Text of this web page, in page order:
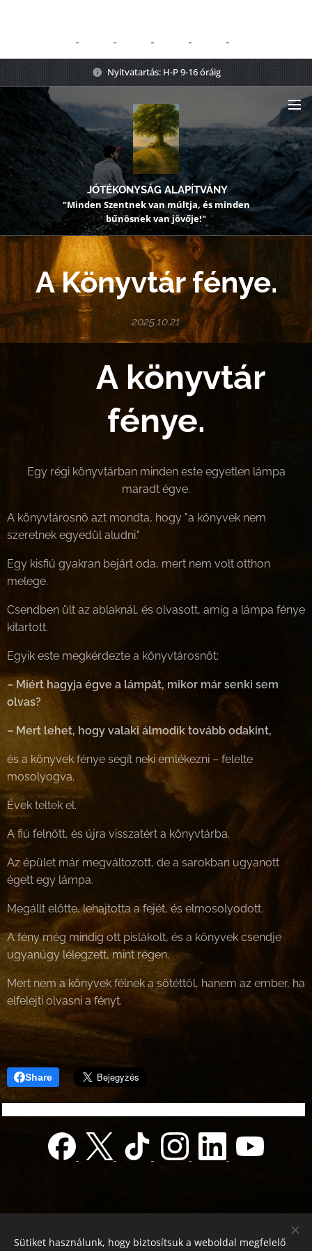
Nyitvatartás: H-P 9-16 óráig
JÓTÉKONYSÁG ALAPÍTVÁNY
"Minden Szentnek van múltja, és minden
bűnösnek van jövője!"
A Könyvtár fénye.
2025.10.21
📚 A könyvtár
fénye.
Egy régi könyvtárban minden este egyetlen lámpa
maradt égve.
A könyvtárosnő azt mondta, hogy "a könyvek nem
szeretnek egyedül aludni."
Egy kisfiú gyakran bejárt oda, mert nem volt otthon
melege.
Csendben ült az ablaknál, és olvasott, amíg a lámpa fénye
kitartott.
Egyik este megkérdezte a könyvtárosnőt:
– Miért hagyja égve a lámpát, mikor már senki sem
olvas?
– Mert lehet, hogy valaki álmodik tovább odakint,
és a könyvek fénye segít neki emlékezni – felelte
mosolyogva.
Évek teltek el.
A fiú felnőtt, és újra visszatért a könyvtárba.
Az épület már megváltozott, de a sarokban ugyanott
égett egy lámpa.
Megállt előtte, lehajtotta a fejét, és elmosolyodott.
A fény még mindig ott pislákolt, és a könyvek csendje
ugyanúgy lélegzett, mint régen.
Mert nem a könyvek félnek a sötéttől, hanem az ember, ha
elfelejti olvasni a fényt.
Share
Sütiket használunk, hogy biztosítsuk a weboldal megfelelő